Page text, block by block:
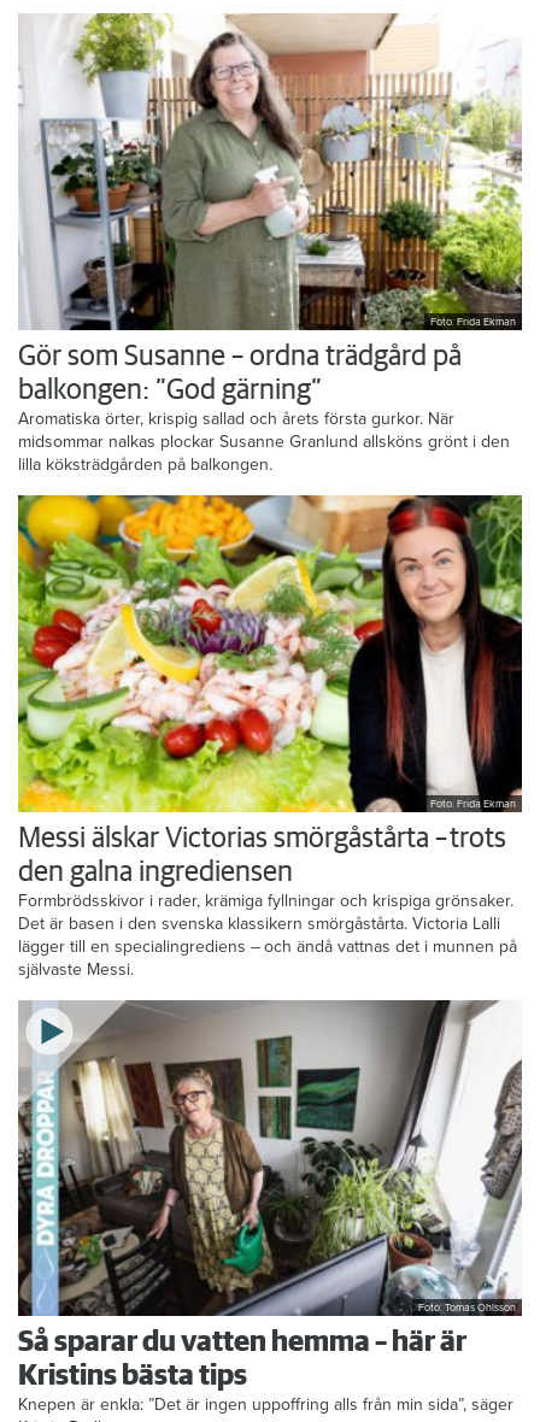
Foto: Frida Ekman
Gör som Susanne – ordna trädgård på
balkongen: ”God gärning”
Aromatiska örter, krispig sallad och årets första gurkor. När
midsommar nalkas plockar Susanne Granlund allsköns grönt i den
lilla köksträdgården på balkongen.
Foto: Frida Ekman
Messi älskar Victorias smörgåstårta – trots
den galna ingrediensen
Formbrödsskivor i rader, krämiga fyllningar och krispiga grönsaker.
Det är basen i den svenska klassikern smörgåstårta. Victoria Lalli
lägger till en specialingrediens – och ändå vattnas det i munnen på
självaste Messi.
Foto: Tomas Ohlsson
Så sparar du vatten hemma – här är
Kristins bästa tips
Knepen är enkla: ”Det är ingen uppoffring alls från min sida”, säger